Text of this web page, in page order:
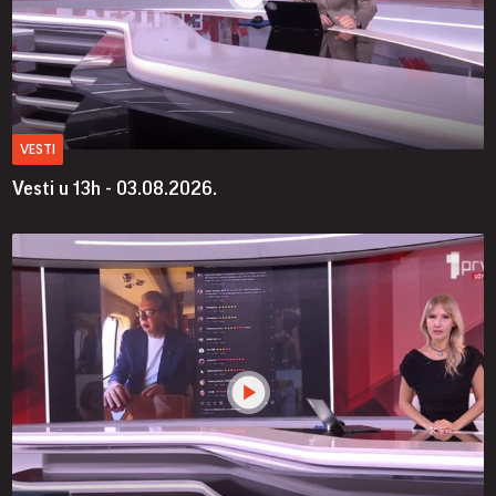
VESTI
Vesti u 13h - 03.08.2026.